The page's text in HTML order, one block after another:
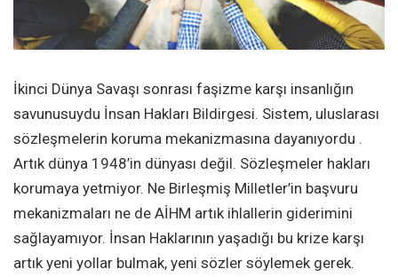
İkinci Dünya Savaşı sonrası faşizme karşı insanlığın
savunusuydu İnsan Hakları Bildirgesi. Sistem, uluslarası
sözleşmelerin koruma mekanizmasına dayanıyordu .
Artık dünya 1948’in dünyası değil. Sözleşmeler hakları
korumaya yetmiyor. Ne Birleşmiş Milletler’in başvuru
mekanizmaları ne de AİHM artık ihlallerin giderimini
sağlayamıyor. İnsan Haklarının yaşadığı bu krize karşı
artık yeni yollar bulmak, yeni sözler söylemek gerek.